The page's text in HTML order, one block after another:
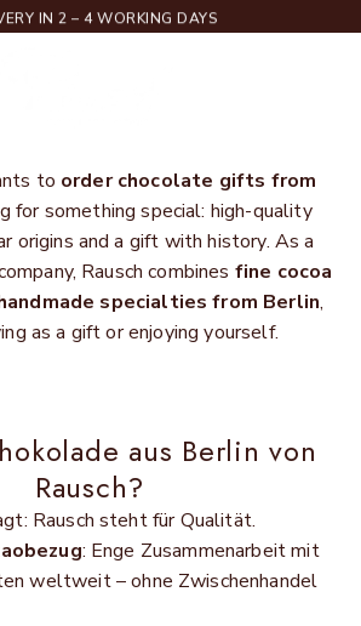
IN 2 – 4 WORKING DAYS
to order chocolate gifts from
for something special: high-quality
origins and a gift with history. As a
Rausch combines fine cocoa
specialties from Berlin,
as a gift or enjoying yourself.
aus Berlin von
Rausch?
Rausch steht für Qualität.
: Enge Zusammenarbeit mit
weltweit – ohne Zwischenhandel